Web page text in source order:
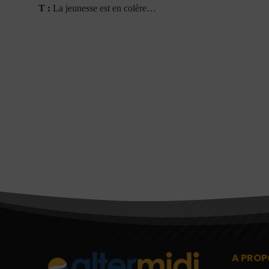
T : La jeunesse est en colère…
A